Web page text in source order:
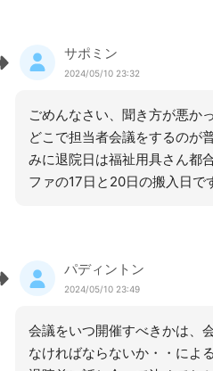
サポミン
2024/05/10 23:32
ごめんなさい、聞き方が悪か
どこで担当者会議をするのが
みに退院日は福祉用具さん都
ファの17日と20日の搬入日で
パディントン
2024/05/10 23:49
会議をいつ開催すべきかは、
なければならないか・・によ